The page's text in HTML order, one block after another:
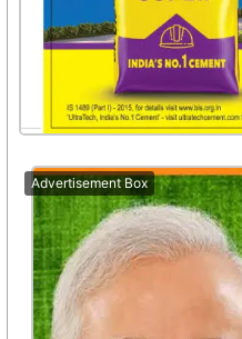
Advertisement Box